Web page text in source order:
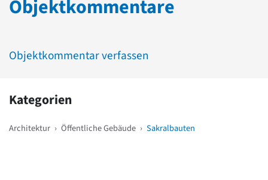
Objektkommentare
Objektkommentar verfassen
Kategorien
Architektur › Öffentliche Gebäude › Sakralbauten